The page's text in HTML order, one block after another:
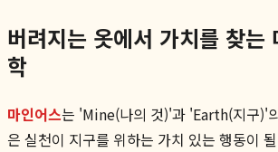
버려지는 옷에서 가치를 찾는
학
마인어스는 'Mine(나의 것)'과 'Earth(지구)'
은 실천이 지구를 위하는 가치 있는 행동이